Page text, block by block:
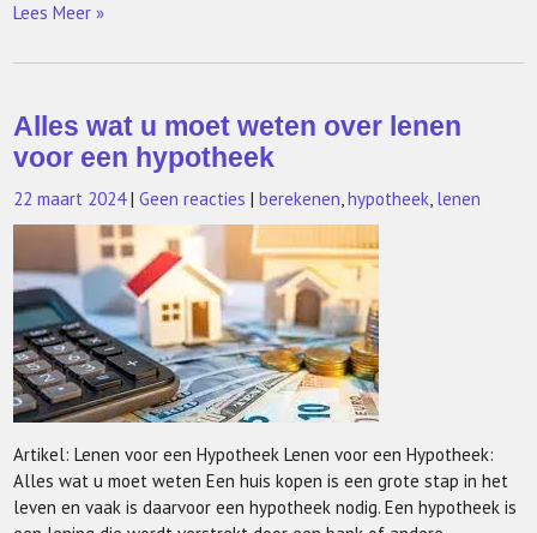
Lees Meer »
Alles wat u moet weten over lenen
voor een hypotheek
22 maart 2024 |Geen reacties |berekenen,hypotheek, lenen
Artikel: Lenen voor een Hypotheek Lenen voor een Hypotheek:
Alles wat u moet weten Een huis kopen is een grote stap in het
leven en vaak is daarvoor een hypotheek nodig. Een hypotheek is